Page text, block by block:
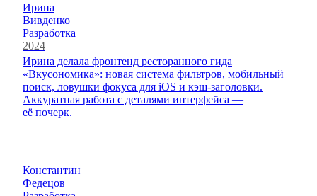
Ирина
Вивденко
Разработка
2024
Ирина делала фронтенд ресторанного гида
«Вкусономика»: новая система фильтров, мобильный
поиск, ловушки фокуса для iOS и кэш-заголовки.
Аккуратная работа с деталями интерфейса —
её почерк.
Константин
Федецов